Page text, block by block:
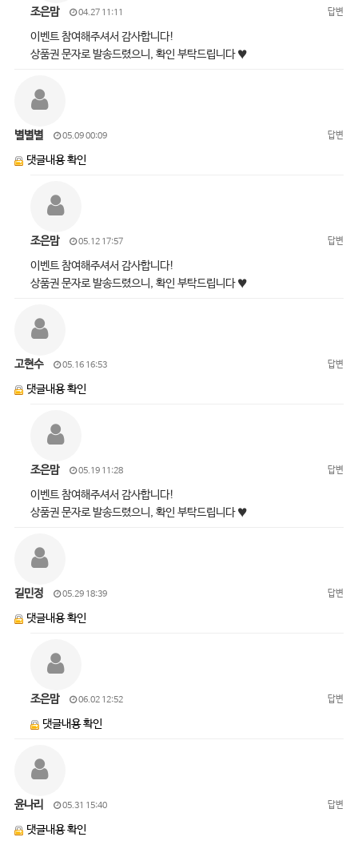
조은맘 04.27 11:11 답변
이벤트 참여해주셔서 감사합니다!
상품권 문자로 발송드렸으니, 확인 부탁드립니다 ♥
별별별 05.09 00:09 답변
댓글내용 확인
조은맘 05.12 17:57 답변
이벤트 참여해주셔서 감사합니다!
상품권 문자로 발송드렸으니, 확인 부탁드립니다 ♥
고현수 05.16 16:53 답변
댓글내용 확인
조은맘 05.19 11:28 답변
이벤트 참여해주셔서 감사합니다!
상품권 문자로 발송드렸으니, 확인 부탁드립니다 ♥
길민정 05.29 18:39 답변
댓글내용 확인
조은맘 06.02 12:52 답변
댓글내용 확인
윤나리 05.31 15:40 답변
댓글내용 확인